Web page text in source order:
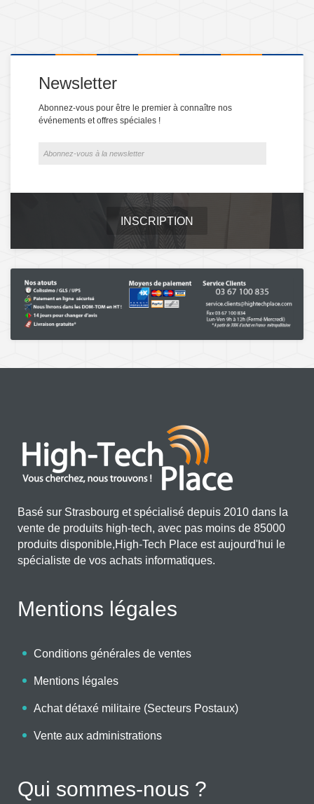
Newsletter
Abonnez-vous pour être le premier à connaître nos
événements et offres spéciales !
INSCRIPTION
Basé sur Strasbourg et spécialisé depuis 2010 dans la
vente de produits high-tech, avec pas moins de 85000
produits disponible,High-Tech Place est aujourd'hui le
spécialiste de vos achats informatiques.
Mentions légales
Conditions générales de ventes
Mentions légales
Achat détaxé militaire (Secteurs Postaux)
Vente aux administrations
Qui sommes-nous ?